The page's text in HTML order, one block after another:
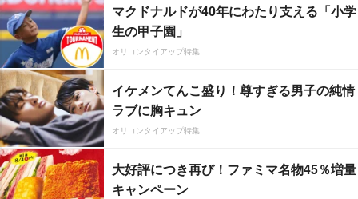
マクドナルドが40年にわたり支える「小学
生の甲子園」
オリコンタイアップ特集
イケメンてんこ盛り！尊すぎる男子の純情
ラブに胸キュン
オリコンタイアップ特集
大好評につき再び！ファミマ名物45％増量
キャンペーン